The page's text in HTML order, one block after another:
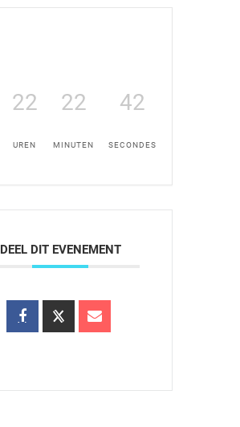
22
UREN
22
MINUTEN
42
SECONDES
DEEL DIT EVENEMENT